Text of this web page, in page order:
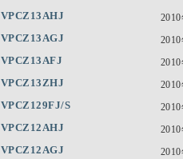
VPCZ13AHJ
VPCZ13AGJ
VPCZ13AFJ
VPCZ13ZHJ
VPCZ129FJ/S
VPCZ12AHJ
VPCZ12AGJ